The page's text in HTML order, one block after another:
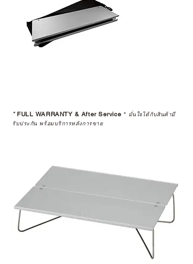
*FULL WARRANTY & After Service * มั่นใจได้กับสินค้ามี
รับประกัน พร้อมบริการหลังการขาย